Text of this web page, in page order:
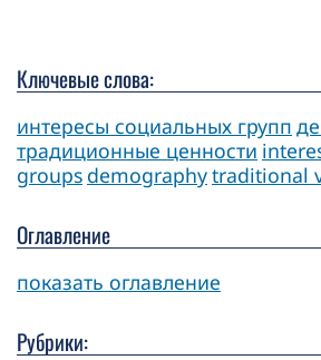
Ключевые слова:
интересы социальных групп
традиционные ценности
groups demographytraditional
Оглавление
показать оглавление
Рубрики: